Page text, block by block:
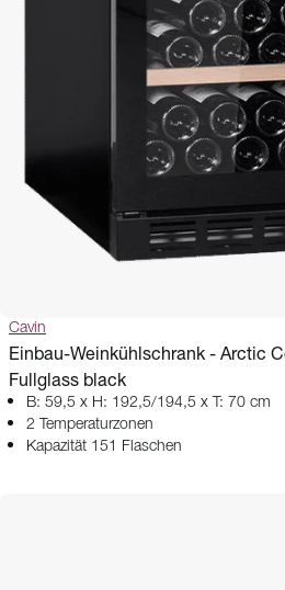
Cavin
Einbau-Weinkühlschrank - Arctic
Fullglass black
B: 59,5 x H: 192,5/194,5 x T: 70 cm
2 Temperaturzonen
Kapazität 151 Flaschen